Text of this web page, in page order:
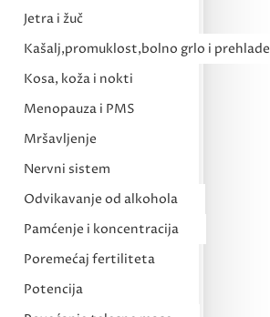
Jetra i žuč
Kašalj,promuklost,bolno grlo i prehlade
Kosa, koža i nokti
Menopauza i PMS
Mršavljenje
Nervni sistem
Odvikavanje od alkohola
Pamćenje i koncentracija
Poremećaj fertiliteta
Potencija